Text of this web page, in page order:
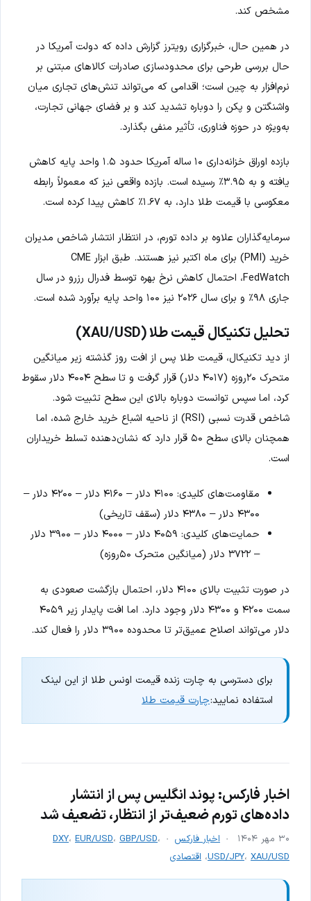
مشخص کند.
در همین حال، خبرگزاری رویترز گزارش داده که دولت آمریکا در
حال بررسی طرحی برای محدودسازی صادرات کالاهای مبتنی بر
نرم‌افزار به چین است؛ اقدامی که می‌تواند تنش‌های تجاری میان
واشنگتن و پکن را دوباره تشدید کند و بر فضای جهانی تجارت،
به‌ویژه در حوزه فناوری، تأثیر منفی بگذارد.
بازده اوراق خزانه‌داری ۱۰ ساله آمریکا حدود ۱.۵ واحد پایه کاهش
یافته و به ۳.۹۵٪ رسیده است. بازده واقعی نیز که معمولاً رابطه
معکوسی با قیمت طلا دارد، به ۱.۶۷٪ کاهش پیدا کرده است.
سرمایه‌گذاران علاوه بر داده تورم، در انتظار انتشار شاخص مدیران
خرید (PMI) برای ماه اکتبر نیز هستند. طبق ابزار CME
FedWatch، احتمال کاهش نرخ بهره توسط فدرال رزرو در سال
جاری ۹۸٪ و برای سال ۲۰۲۶ نیز ۱۰۰ واحد پایه برآورد شده است.
تحلیل تکنیکال قیمت طلا (XAU/USD)
از دید تکنیکال، قیمت طلا پس از افت روز گذشته زیر میانگین
متحرک ۲۰روزه (۴۰۱۷ دلار) قرار گرفت و تا سطح ۴۰۰۴ دلار سقوط
کرد، اما سپس توانست دوباره بالای این سطح تثبیت شود.
شاخص قدرت نسبی (RSI) از ناحیه اشباع خرید خارج شده، اما
همچنان بالای سطح ۵۰ قرار دارد که نشان‌دهنده تسلط خریداران
است.
مقاومت‌های کلیدی: ۴۱۰۰ دلار – ۴۱۶۰ دلار – ۴۲۰۰ دلار –
۴۳۰۰ دلار – ۴۳۸۰ دلار (سقف تاریخی)
حمایت‌های کلیدی: ۴۰۵۹ دلار – ۴۰۰۰ دلار – ۳۹۰۰ دلار
– ۳۷۲۲ دلار (میانگین متحرک ۵۰روزه)
در صورت تثبیت بالای ۴۱۰۰ دلار، احتمال بازگشت صعودی به
سمت ۴۲۰۰ و ۴۳۰۰ دلار وجود دارد. اما افت پایدار زیر ۴۰۵۹
دلار می‌تواند اصلاح عمیق‌تر تا محدوده ۳۹۰۰ دلار را فعال کند.
برای دسترسی به چارت زنده قیمت اونس طلا از این لینک
استفاده نمایید:چارت قیمت طلا
اخبار فارکس: پوند انگلیس پس از انتشار
داده‌های تورم ضعیف‌تر از انتظار، تضعیف شد
۳۰ مهر ۱۴۰۴ اخبار فارکس DXY، EUR/USD، GBP/USD،
USD/JPY، XAU/USD ، اقتصادی